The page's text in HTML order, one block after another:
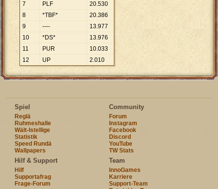
7
PLF 20.530
8
*TBF* 20.386
9
---- 13.977
10
*DS* 13.976
11
PUR 10.033
12
UP 2.010
Spiel
Reglä
Ruhmeshalle
Wält-Istellige
Statistik
Speed Rundä
Wallpapers
Community
Forum
Instagram
Facebook
Discord
YouTube
TW Stats
Hilf & Support
Hilf
Supportafrag
Frage-Forum
Team
InnoGames
Karriere
Support-Team